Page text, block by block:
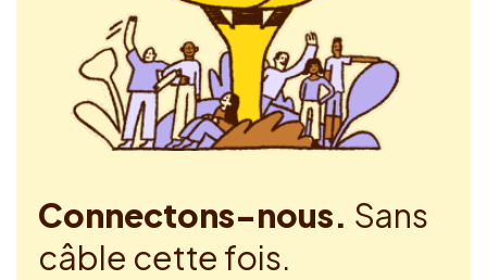
Connectons-nous. Sans
câble cette fois.